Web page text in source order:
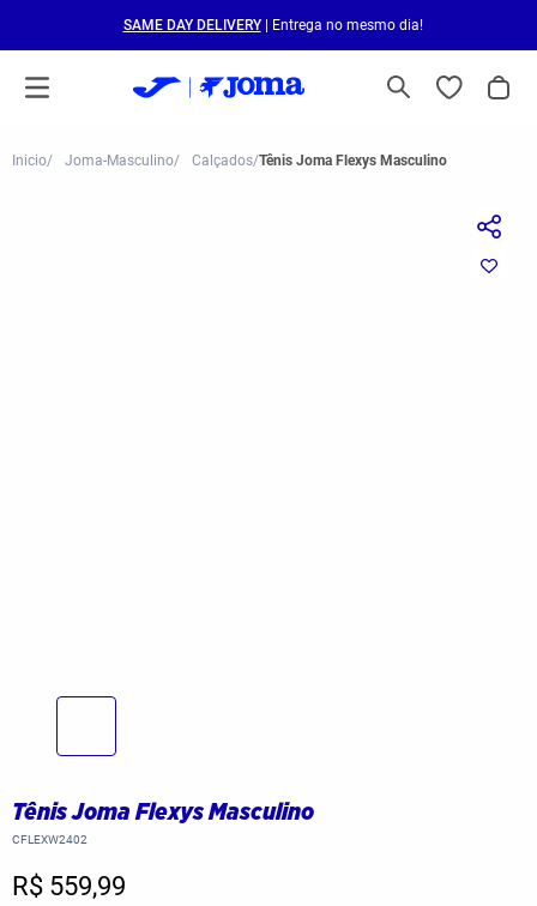
SAME DAY DELIVERY| Entrega no mesmo dia!
Joma-Masculino Calçados Tênis Joma Flexys Masculino
Tênis Joma Flexys Masculino
CFLEXW2402
R$ 559,99